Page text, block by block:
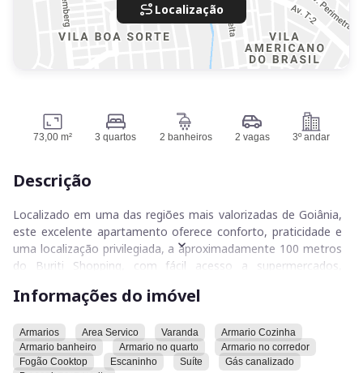
Localização
73,00 m² 3 quartos 2 banheiros 2 vagas 3º andar
Descrição
Localizado em uma das regiões mais valorizadas de Goiânia,
este excelente apartamento oferece conforto, praticidade e
uma localização privilegiada, a aproximadamente 100 metros
do Buriti Shopping, com fácil acesso a supermercados,
corredores da cidade.
A planta é muito bem distribuída, com 3 quartos, sendo 1
suíte, sala ampla integrada à sacada com vista para a área de
lazer, proporcionando ambientes agradáveis e excelente
Informações do imóvel
Armarios Area Servico Varanda
Armario Cozinha
Armario banheiro
Armario no quarto
Armario no corredor
Fogão Cooktop
Escaninho Suíte
Gás canalizado